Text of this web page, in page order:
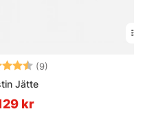
(9)
Jätte
kr